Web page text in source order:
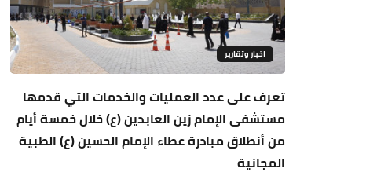
اخبار وتقارير
تعرف على عدد العمليات والخدمات التي قدمها
مستشفى الإمام زين العابدين (ع) خلال خمسة أيام
من أنطلاق مبادرة عطاء الإمام الحسين (ع) الطبية
المجانية